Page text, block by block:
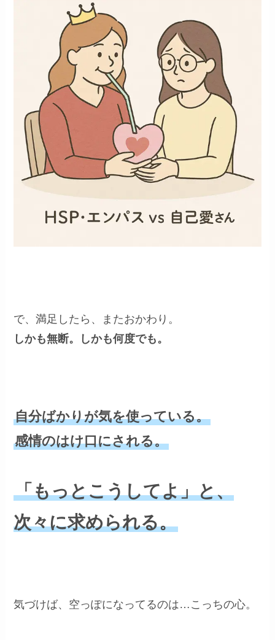
で、満足したら、またおかわり。
しかも無断。しかも何度でも。
自分ばかりが気を使っている。
感情のはけ口にされる。
「もっとこうしてよ」と、
次々に求められる。
気づけば、空っぽになってるのは…こっちの心。